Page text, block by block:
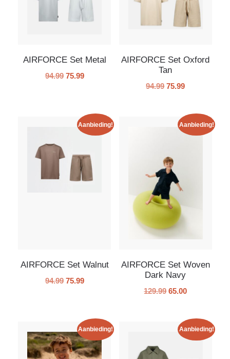
AIRFORCE Set Metal
94.99 75.99
AIRFORCE Set Oxford
Tan
94.99 75.99
Aanbieding!
AIRFORCE Set Walnut
94.99 75.99
Aanbieding!
AIRFORCE Set Woven
Dark Navy
129.99 65.00
Aanbieding! Aanbieding!